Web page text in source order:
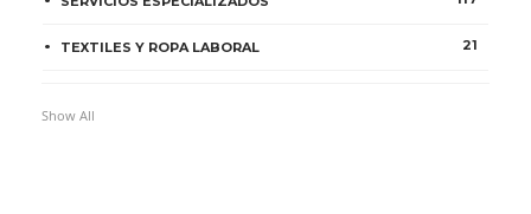
TEXTILES Y ROPA LABORAL 21
Show All